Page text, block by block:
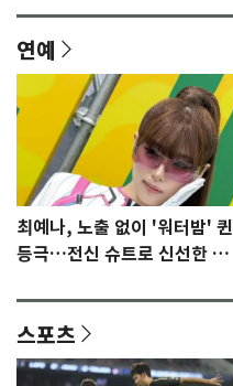
연예
최예나, 노출 없이 '워터밤' 퀸
등극…전신 슈트로 신선한 충
스포츠